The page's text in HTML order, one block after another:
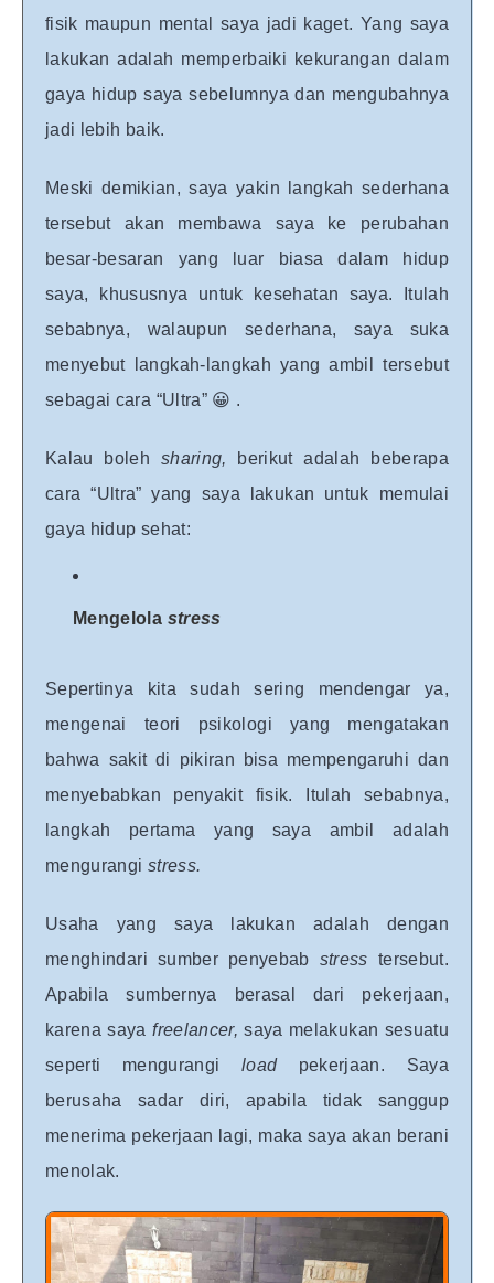
fisik maupun mental saya jadi kaget. Yang saya
lakukan adalah memperbaiki kekurangan dalam
gaya hidup saya sebelumnya dan mengubahnya
jadi lebih baik.
Meski demikian, saya yakin langkah sederhana
tersebut akan membawa saya ke perubahan
besar-besaran yang luar biasa dalam hidup
saya, khususnya untuk kesehatan saya. Itulah
sebabnya, walaupun sederhana, saya suka
menyebut langkah-langkah yang ambil tersebut
sebagai cara “Ultra” 😀 .
Kalau boleh sharing, berikut adalah beberapa
cara “Ultra” yang saya lakukan untuk memulai
gaya hidup sehat:
Mengelola stress
Sepertinya kita sudah sering mendengar ya,
mengenai teori psikologi yang mengatakan
bahwa sakit di pikiran bisa mempengaruhi dan
menyebabkan penyakit fisik. Itulah sebabnya,
langkah pertama yang saya ambil adalah
mengurangi stress.
Usaha yang saya lakukan adalah dengan
menghindari sumber penyebab stress tersebut.
Apabila sumbernya berasal dari pekerjaan,
karena sayafreelancer,saya melakukan sesuatu
seperti mengurangi load pekerjaan. Saya
berusaha sadar diri, apabila tidak sanggup
menerima pekerjaan lagi, maka saya akan berani
menolak.